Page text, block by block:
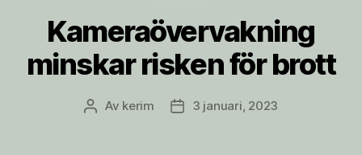
Kameraövervakning
minskar risken för brott
Inläggsförfattare
Av kerim Inläggsdatum
3 januari, 2023